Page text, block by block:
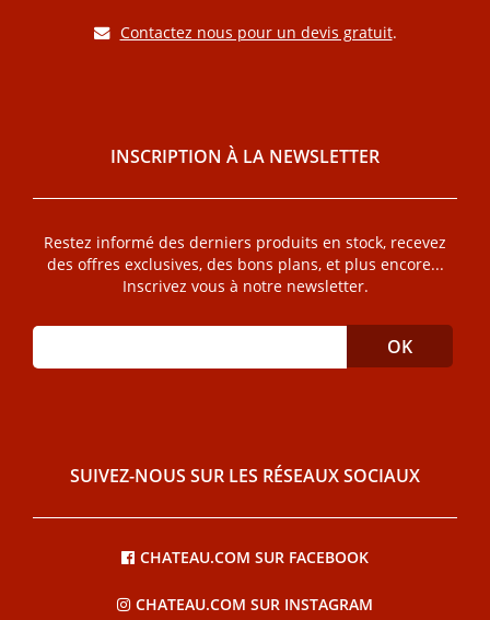
Contactez nous pour un devis gratuit.
INSCRIPTION À LA NEWSLETTER
Restez informé des derniers produits en stock, recevez
des offres exclusives, des bons plans, et plus encore...
Inscrivez vous à notre newsletter.
SUIVEZ-NOUS SUR LES RÉSEAUX SOCIAUX
CHATEAU.COM SUR FACEBOOK
CHATEAU.COM SUR INSTAGRAM